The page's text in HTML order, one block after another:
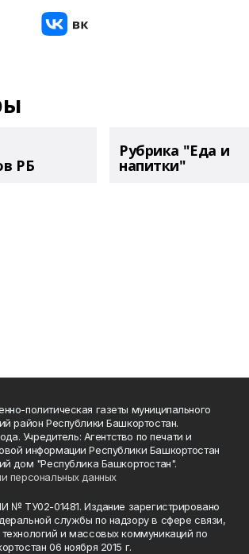
РБ
Рубрика "Еда и
напитки"
политическая газеты муниципального
район Республики Башкортостан.
Учредитель: Агентство по печати и
информации Республики Башкортостан
дом "Республика Башкортостан".
персональных данных
№ ТУ02-01481. Издание зарегистрировано
службы по надзору в сфере связи,
и массовых коммуникаций по
06 ноября 2015 г.